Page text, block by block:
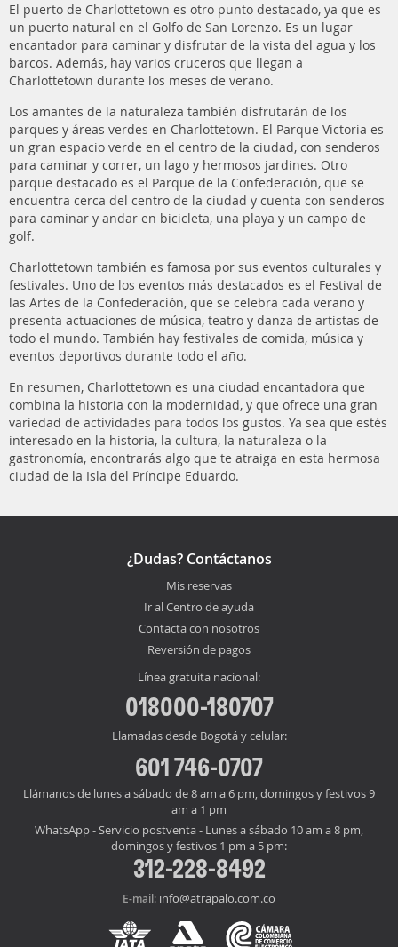
El puerto de Charlottetown es otro punto destacado, ya que es
un puerto natural en el Golfo de San Lorenzo. Es un lugar
encantador para caminar y disfrutar de la vista del agua y los
barcos. Además, hay varios cruceros que llegan a
Charlottetown durante los meses de verano.
Los amantes de la naturaleza también disfrutarán de los
parques y áreas verdes en Charlottetown. El Parque Victoria es
un gran espacio verde en el centro de la ciudad, con senderos
para caminar y correr, un lago y hermosos jardines. Otro
parque destacado es el Parque de la Confederación, que se
encuentra cerca del centro de la ciudad y cuenta con senderos
para caminar y andar en bicicleta, una playa y un campo de
golf.
Charlottetown también es famosa por sus eventos culturales y
festivales. Uno de los eventos más destacados es el Festival de
las Artes de la Confederación, que se celebra cada verano y
presenta actuaciones de música, teatro y danza de artistas de
todo el mundo. También hay festivales de comida, música y
eventos deportivos durante todo el año.
En resumen, Charlottetown es una ciudad encantadora que
combina la historia con la modernidad, y que ofrece una gran
variedad de actividades para todos los gustos. Ya sea que estés
interesado en la historia, la cultura, la naturaleza o la
gastronomía, encontrarás algo que te atraiga en esta hermosa
ciudad de la Isla del Príncipe Eduardo.
¿Dudas? Contáctanos
Mis reservas
Ir al Centro de ayuda
Contacta con nosotros
Reversión de pagos
Línea gratuita nacional:
018000-180707
Llamadas desde Bogotá y celular:
601 746-0707
Llámanos de lunes a sábado de 8 am a 6 pm, domingos y festivos 9
am a 1 pm
WhatsApp - Servicio postventa - Lunes a sábado 10 am a 8 pm,
domingos y festivos 1 pm a 5 pm:
312-228-8492
E-mail: info@atrapalo.com.co